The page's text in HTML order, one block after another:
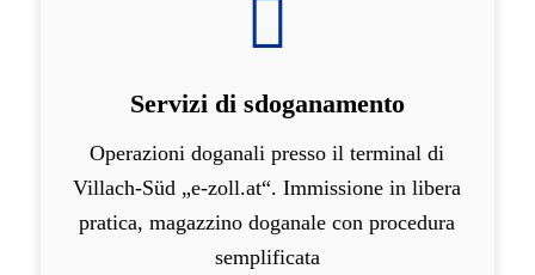
Servizi di sdoganamento
Operazioni doganali presso il terminal di
Villach-Süd „e-zoll.at“. Immissione in libera
pratica, magazzino doganale con procedura
semplificata